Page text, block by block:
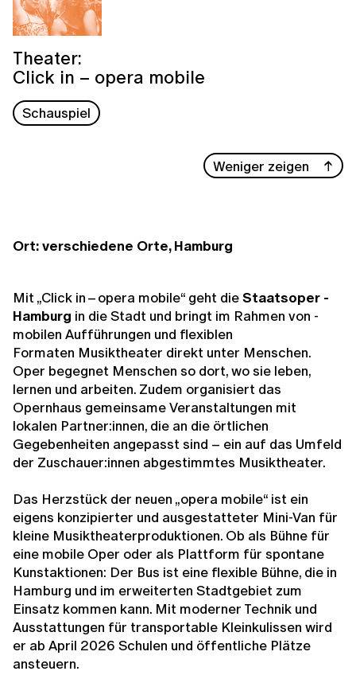
Theater:
Click in – opera mobile
Schauspiel
Weniger zeigen
Ort: verschiedene Orte, Hamburg
Mit „Click in – opera mobile“ geht dieStaatsoper ­
Hamburg in die Stadt und bringt im Rahmen von­ ­
mobilen Aufführungen und flexiblen
Formaten Musiktheater direkt unter Menschen.
Oper begegnet Menschen so dort, wo sie leben,
lernen und arbeiten. Zudem organisiert das
Opernhaus gemein­same Veranstaltungen mit
lokalen Partner:innen, die an die örtlichen
Gegebenheiten angepasst sind – ein auf das Umfeld
der Zuschauer:innen abgestimmtes Musiktheater.
Das Herzstück der neuen „opera mobile“ ist ein
eigens konzipierter und ausgestatteter Mini-Van für
kleine Musiktheaterproduktionen. Ob als Bühne für
eine mobile Oper oder als Plattform für spontane
Kunstaktionen: Der Bus ist eine flexible Bühne, die in
Hamburg und im erweiterten Stadtgebiet zum
Einsatz kommen kann. Mit moderner Technik und
Ausstattungen für transportable Klein­kulissen wird
er ab April 2026 Schulen und öffentliche Plätze
ansteuern.